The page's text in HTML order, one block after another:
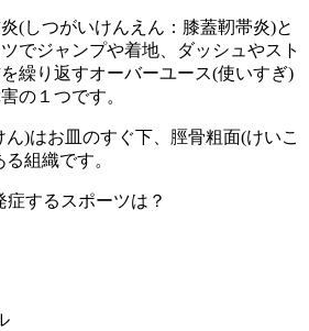
(しつがいけんえん：膝蓋靭帯炎)と
でジャンプや着地、ダッシュやスト
繰り返すオーバーユース(使いすぎ)
の１つです。
)はお皿のすぐ下、脛骨粗面(けいこ
組織です。
症するスポーツは？